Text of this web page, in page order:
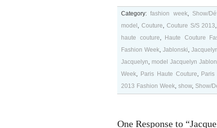
Category:fashion week, Show/
model , Couture, Couture S/S 2013
haute couture,
Haute Couture
Fashion Week,Jablonski,
Jacquelyn, model Jacquelyn
Week, Paris Haute Couture,
2013 Fashion Week, show, Show/
One Response to